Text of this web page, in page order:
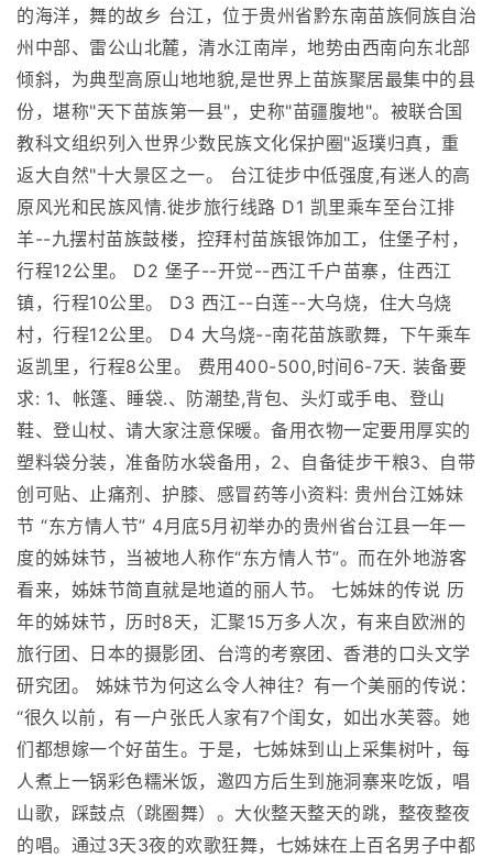
的海洋，舞的故乡 台江，位于贵州省黔东南苗族侗族自治
州中部、雷公山北麓，清水江南岸，地势由西南向东北部
倾斜，为典型高原山地地貌,是世界上苗族聚居最集中的县
份，堪称"天下苗族第一县"，史称"苗疆腹地"。被联合国
教科文组织列入世界少数民族文化保护圈"返璞归真，重
返大自然"十大景区之一。 台江徒步中低强度,有迷人的高
原风光和民族风情.徙步旅行线路 D1 凯里乘车至台江排
羊--九摆村苗族鼓楼，控拜村苗族银饰加工，住堡子村，
行程12公里。 D2 堡子--开觉--西江千户苗寨，住西江
镇，行程10公里。 D3 西江--白莲--大乌烧，住大乌烧
村，行程12公里。 D4 大乌烧--南花苗族歌舞，下午乘车
返凯里，行程8公里。 费用400-500,时间6-7天. 装备要
求: 1、帐篷、睡袋.、防潮垫,背包、头灯或手电、登山
鞋、登山杖、请大家注意保暖。备用衣物一定要用厚实的
塑料袋分装，准备防水袋备用，2、自备徒步干粮3、自带
创可贴、止痛剂、护膝、感冒药等小资料: 贵州台江姊妹
节 “东方情人节” 4月底5月初举办的贵州省台江县一年一
度的姊妹节，当被地人称作“东方情人节”。而在外地游客
看来，姊妹节简直就是地道的丽人节。 七姊妹的传说 历
年的姊妹节，历时8天，汇聚15万多人次，有来自欧洲的
旅行团、日本的摄影团、台湾的考察团、香港的口头文学
研究团。 姊妹节为何这么令人神往？有一个美丽的传说：
“很久以前，有一户张氏人家有7个闺女，如出水芙蓉。她
们都想嫁一个好苗生。于是，七姊妹到山上采集树叶，每
人煮上一锅彩色糯米饭，邀四方后生到施洞寨来吃饭，唱
山歌，踩鼓点（跳圈舞）。大伙整天整天的跳，整夜整夜
的唱。通过3天3夜的欢歌狂舞，七姊妹在上百名男子中都